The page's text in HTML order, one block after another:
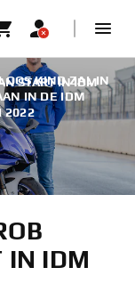
START IN IDM
KIND ZAL IN
IN DE IDM
2022
IN IDM